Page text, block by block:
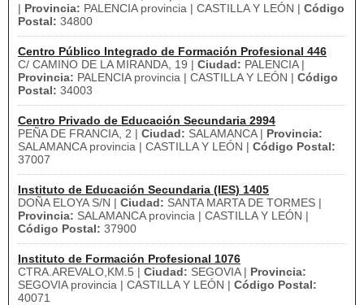
| Provincia: PALENCIA provincia | CASTILLA Y LEÓN | Código
Postal: 34800
Centro Público Integrado de Formación Profesional 446
C/ CAMINO DE LA MIRANDA, 19 | Ciudad: PALENCIA |
Provincia: PALENCIA provincia | CASTILLA Y LEÓN | Código
Postal: 34003
Centro Privado de Educación Secundaria 2994
PEÑA DE FRANCIA, 2 | Ciudad: SALAMANCA | Provincia:
SALAMANCA provincia | CASTILLA Y LEÓN | Código Postal:
37007
Instituto de Educación Secundaria (IES) 1405
DOÑA ELOYA S/N | Ciudad: SANTA MARTA DE TORMES |
Provincia: SALAMANCA provincia | CASTILLA Y LEÓN |
Código Postal: 37900
Instituto de Formación Profesional 1076
CTRA.AREVALO,KM.5 | Ciudad: SEGOVIA | Provincia:
SEGOVIA provincia | CASTILLA Y LEÓN | Código Postal:
40071